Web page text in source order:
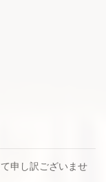
申し訳ございませ